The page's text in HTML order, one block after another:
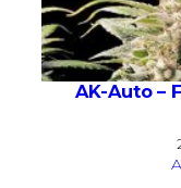
AK-Auto –